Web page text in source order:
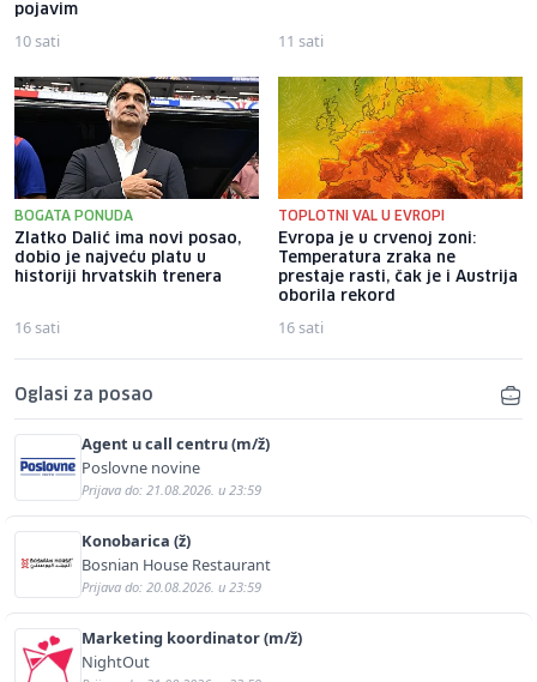
pojavim
10 sati 11 sati
BOGATA PONUDA
Zlatko Dalić ima novi posao,
dobio je najveću platu u
historiji hrvatskih trenera
16 sati
TOPLOTNI VAL U EVROPI
Evropa je u crvenoj zoni:
Temperatura zraka ne
prestaje rasti, čak je i Austrija
oborila rekord
16 sati
Oglasi za posao
Agent u call centru (m/ž)
Poslovne novine
Prijava do: 21.08.2026. u 23:59
Konobarica (ž)
Bosnian House Restaurant
Prijava do: 20.08.2026. u 23:59
Marketing koordinator (m/ž)
NightOut